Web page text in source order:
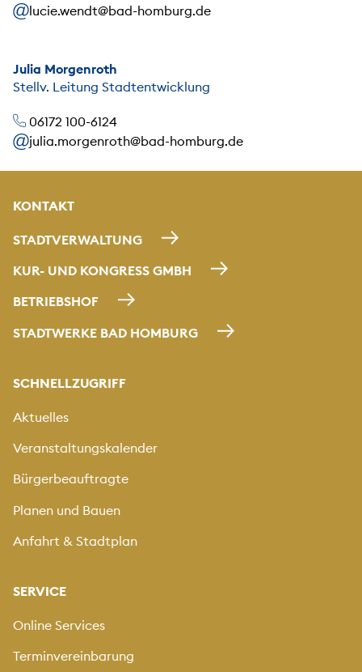
lucie.wendt@bad-homburg.de
Julia Morgenroth
Stellv. Leitung Stadtentwicklung
06172 100-6124
julia.morgenroth@bad-homburg.de
KONTAKT
STADTVERWALTUNG
KUR- UND KONGRESS GMBH
BETRIEBSHOF
STADTWERKE BAD HOMBURG
SCHNELLZUGRIFF
Aktuelles
Veranstaltungskalender
Bürgerbeauftragte
Planen und Bauen
Anfahrt & Stadtplan
SERVICE
Online Services
Terminvereinbarung